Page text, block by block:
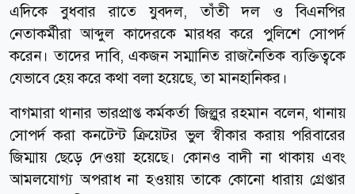
এদিকে বুধবার রাতে যুবদল, তাঁতী দল ও বিএনপির
নেতাকর্মীরা আব্দুল কাদেরকে মারধর করে পুলিশে সোপর্দ
করেন। তাদের দাবি, একজন সম্মানিত রাজনৈতিক ব্যক্তিত্বকে
যেভাবে হেয় করে কথা বলা হয়েছে, তা মানহানিকর।
বাগমারা থানার ভারপ্রাপ্ত কর্মকর্তা জিল্লুর রহমান বলেন, থানায়
সোপর্দ করা কনটেন্ট ক্রিয়েটর ভুল স্বীকার করায় পরিবারের
জিম্মায় ছেড়ে দেওয়া হয়েছে। কোনও বাদী না থাকায় এবং
আমলযোগ্য অপরাধ না হওয়ায় তাকে কোনো ধারায় গ্রেপ্তার